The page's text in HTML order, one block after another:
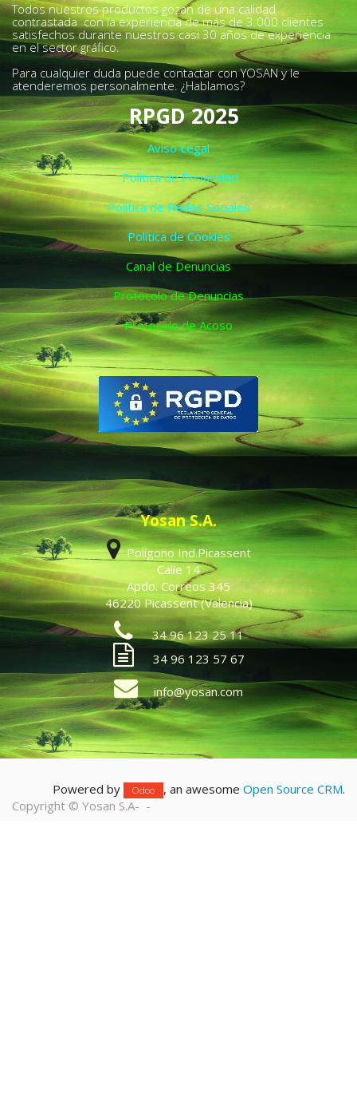
Todos nuestros productos gozan de una calidad
contrastada con la experiencia de más de 3.000 clientes
satisfechos durante nuestros casi 30 años de experiencia
en el sector gráfico.
Para cualquier duda puede contactar con YOSAN y le
atenderemos personalmente. ¿Hablamos?
RPGD 2025
Aviso Legal
Política de Privacidad
Política de Redes Sociales
Política de Cookies
Canal de Denuncias
Protocolo de Denuncias
Protocolo de Acoso
Yosan S.A.
Polígono Ind.Picassent
Calle 14
Apdo. Correos 345
46220 Picassent (Valencia)
34 96 123 25 11
34 96 123 57 67
info@yosan.com
Powered by Odoo , an awesome Open Source CRM.
Copyright © Yosan S.A- -